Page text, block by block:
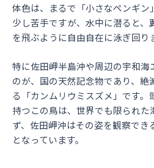
体色は、まるで「小さなペンギン
少し苦手ですが、水中に潜ると、
を飛ぶように自由自在に泳ぎ回り
特に佐田岬半島沖や周辺の宇和海
のが、国の天然記念物であり、絶
る「カンムリウミスズメ」です。
持つこの鳥は、世界でも限られた
ず、佐田岬沖はその姿を観察でき
となっています。